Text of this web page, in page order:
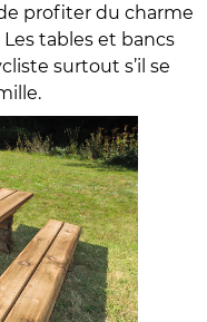
profiter du charme
tables et bancs
surtout s’il se